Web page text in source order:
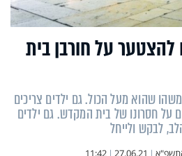
להצטער על חורבן בית
שהוא מעל הכול. גם ילדים צריכים
חסרונו של בית המקדש. גם ילדים
לבקש ולייחל
|
27.06.21
|
11:42